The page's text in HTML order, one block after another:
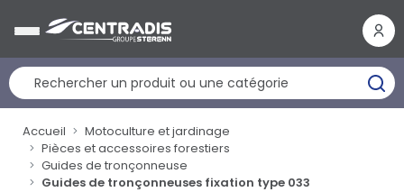
Accueil
Motoculture et jardinage
Pièces et accessoires forestiers
Guides de tronçonneuse
Guides de tronçonneuses fixation type 033